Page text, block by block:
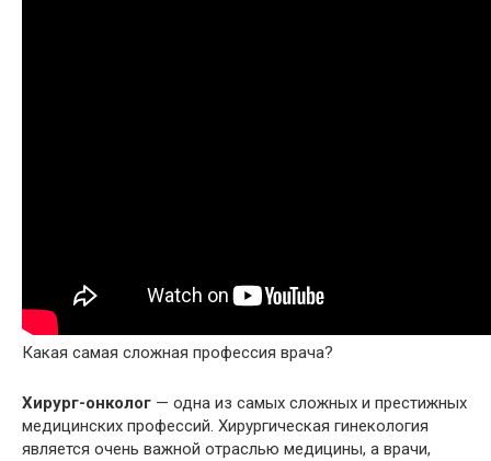
Какая самая сложная профессия врача?
Хирург-онколог — одна из самых сложных и престижных
медицинских профессий. Хирургическая гинекология
является очень важной отраслью медицины, а врачи,